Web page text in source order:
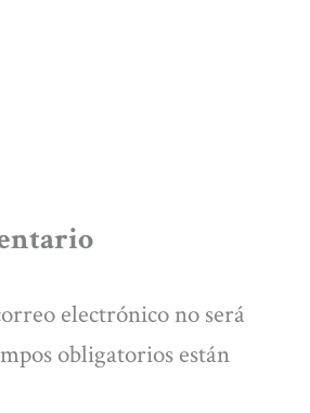
electrónico no será
obligatorios están